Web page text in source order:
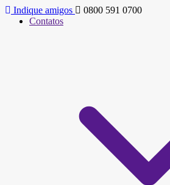
Indique amigos
0800 591 0700
Contatos